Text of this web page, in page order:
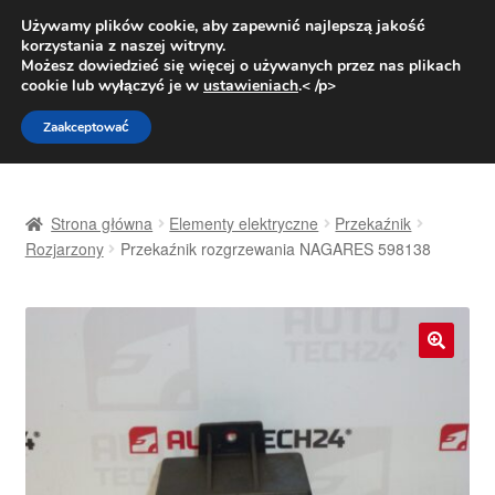
DOSTAWA od 31 zł
Pn.-pt. 9:00-16:00800 003 167
Przejdź
do
nawigacji
Przejdź
do
treści
Dostawa
Strona główna Elementy elektryczne
Przekaźnik
Rozjarzony
Przekaźnik rozgrzewania NAGARES 598138
Używamy plików cookie, aby zapewnić najlepszą jakość
korzystania z naszej witryny.
Możesz dowiedzieć się więcej o używanych przez nas plikach
cookie lub wyłączyć je w ustawieniach.< /p>
Zaakceptować